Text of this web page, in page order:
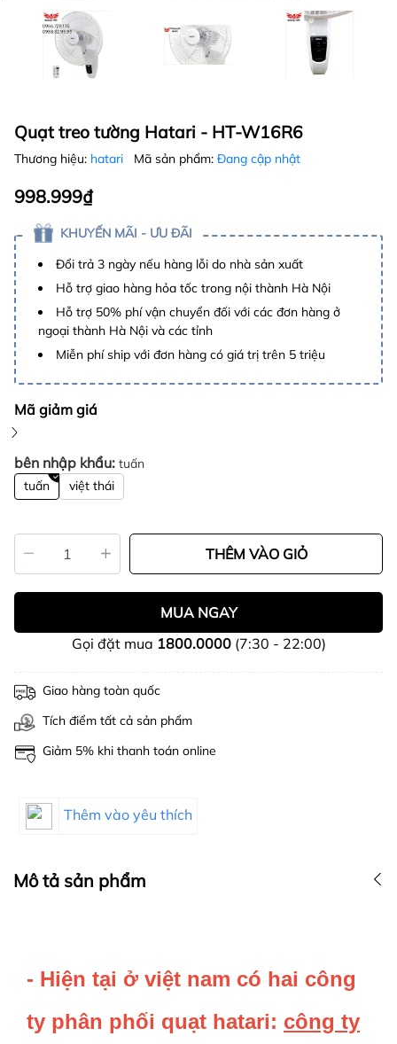
Quạt treo tường Hatari - HT-W16R6
Thương hiệu: hatari Mã sản phẩm: Đang cập nhật
998.999₫
KHUYẾN MÃI - ƯU ĐÃI
Đổi trả 3 ngày nếu hàng lỗi do nhà sản xuất
Hỗ trợ giao hàng hỏa tốc trong nội thành Hà Nội
Hỗ trợ 50% phí vận chuyển đối với các đơn hàng ở
ngoại thành Hà Nội và các tỉnh
Miễn phí ship với đơn hàng có giá trị trên 5 triệu
Mã giảm giá
bên nhập khẩu: tuấn
tuấn
việt thái
THÊM VÀO GIỎ
MUA NGAY
Gọi đặt mua 1800.0000(7:30 - 22:00)
Giao hàng toàn quốc
Tích điểm tất cả sản phẩm
Giảm 5% khi thanh toán online
Thêm vào yêu thích
Mô tả sản phẩm
- Hiện tại ở việt nam có hai công
ty phân phối quạt hatari: công ty